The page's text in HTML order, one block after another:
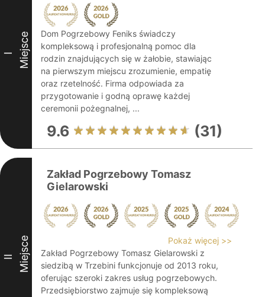
I Miejsce
Dom Pogrzebowy Feniks świadczy
kompleksową i profesjonalną pomoc dla
rodzin znajdujących się w żałobie, stawiając
na pierwszym miejscu zrozumienie, empatię
oraz rzetelność. Firma odpowiada za
przygotowanie i godną oprawę każdej
ceremonii pożegnalnej, ...
9.6 (31)
II Miejsce
Zakład Pogrzebowy Tomasz
Gielarowski
Pokaż więcej >>
Zakład Pogrzebowy Tomasz Gielarowski z
siedzibą w Trzebini funkcjonuje od 2013 roku,
oferując szeroki zakres usług pogrzebowych.
Przedsiębiorstwo zajmuje się kompleksową